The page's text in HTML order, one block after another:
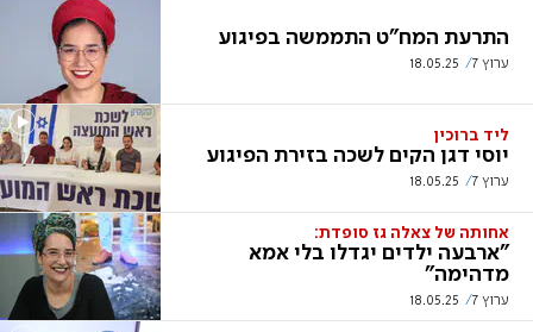
התרעת המח"ט התממשה בפיגוע
ערוץ 7 18.05.25
ליד ברוכין
יוסי דגן הקים לשכה בזירת הפיגוע
ערוץ 7 18.05.25
אחותה של צאלה גז סופדת:
"ארבעה ילדים יגדלו בלי אמא
מדהימה"
ערוץ 7 18.05.25